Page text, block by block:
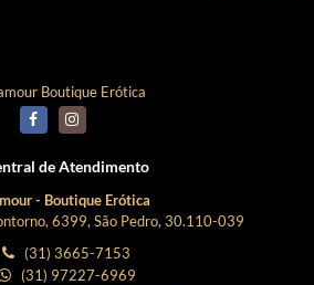
Boutique Erótica
de Atendimento
- Boutique Erótica
6399, São Pedro, 30.110-039
(31) 3665-7153
(31) 97227-6969